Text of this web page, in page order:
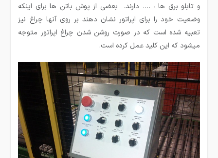
و تابلو برق ها ، …. دارند. بعضی از پوش باتن­ ها برای اینکه
وضعیت خود را برای اپراتور نشان دهند بر روی آنها چراغ نیز
تعبیه شده است که در صورت روشن شدن چراغ اپراتور متوجه
میشود که این کلید عمل کرده است.